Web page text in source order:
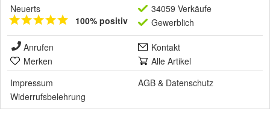
Neuerts
100% positiv
34059 Verkäufe
Gewerblich
Anrufen
Kontakt
Merken
Alle Artikel
Impressum
AGB & Datenschutz
Widerrufsbelehrung